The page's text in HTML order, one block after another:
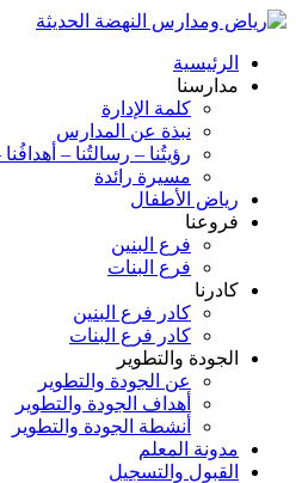
الرئيسية
مدارسنا
كلمة الإدارة
نبذة عن المدارس
رؤيتُنا – رسالتُنا –
مسيرة رائدة
رياض الأطفال
فروعنا
فرع البنين
فرع البنات
كادرنا
كادر فرع البنين
كادر فرع البنات
الجودة والتطوير
عن الجودة والتطوير
أهداف الجودة والتطوير
أنشطة الجودة والتطوير
مدونة المعلم
القبول والتسجيل